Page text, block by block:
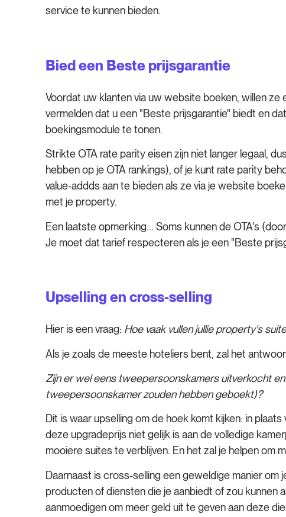
service te kunnen bieden.
Bied een Beste prijsgarantie
Voordat uw klanten via uw website boeken, willen
vermelden dat u een "Beste prijsgarantie" biedt en
boekingsmodule te tonen.
Strikte OTA rate parity eisen zijn niet langer legaal,
hebben op je OTA rankings), of je kunt rate parity
value-addds aan te bieden als ze via je website
met je property.
Een laatste opmerking... Soms kunnen de OTA's
Je moet dat tarief respecteren als je een "Beste
Upselling en cross-selling
Hier is een vraag: Hoe vaak vullen jullie property's
Als je zoals de meeste hoteliers bent, zal het
Zijn er wel eens tweepersoonskamers uitverkocht
tweepersoonskamer zouden hebben geboekt)?
Dit is waar upselling om de hoek komt kijken: in
deze upgradeprijs niet gelijk is aan de volledige
mooiere suites te verblijven. En het zal je helpen
Daarnaast is cross-selling een geweldige manier om
producten of diensten die je aanbiedt of zou kunnen
aanmoedigen om meer geld uit te geven aan deze